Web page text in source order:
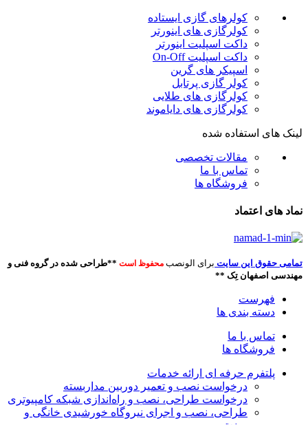
کولرهای گازی ایستاده
کولرگازی های اینورتر
داکت اسپلیت اینورتر
داکت اسپلیت On-Off
اسپیکر های گرین
کولر گازی پرتابل
کولرگازی های طلایی
کولرگازی های دایاموند
لینک های استفاده شده
مقالات تخصصی
تماس با ما
فروشگاه ها
نماد های اعتماد
تمامی حقوق این سایت برای الونصب محفوظ است **طراحی شده در گروه فنی و
مهندسی اصفهان تِک **
فهرست
دسته بندی ها
تماس با ما
فروشگاه ها
پلتفرم حرفه ای ارائه خدمات
درخواست نصب و تعمیر دوربین مداربسته
درخواست طراحی، نصب و راه‌اندازی شبکه کامپیوتری
طراحی، نصب و اجرای نیروگاه خورشیدی خانگی و